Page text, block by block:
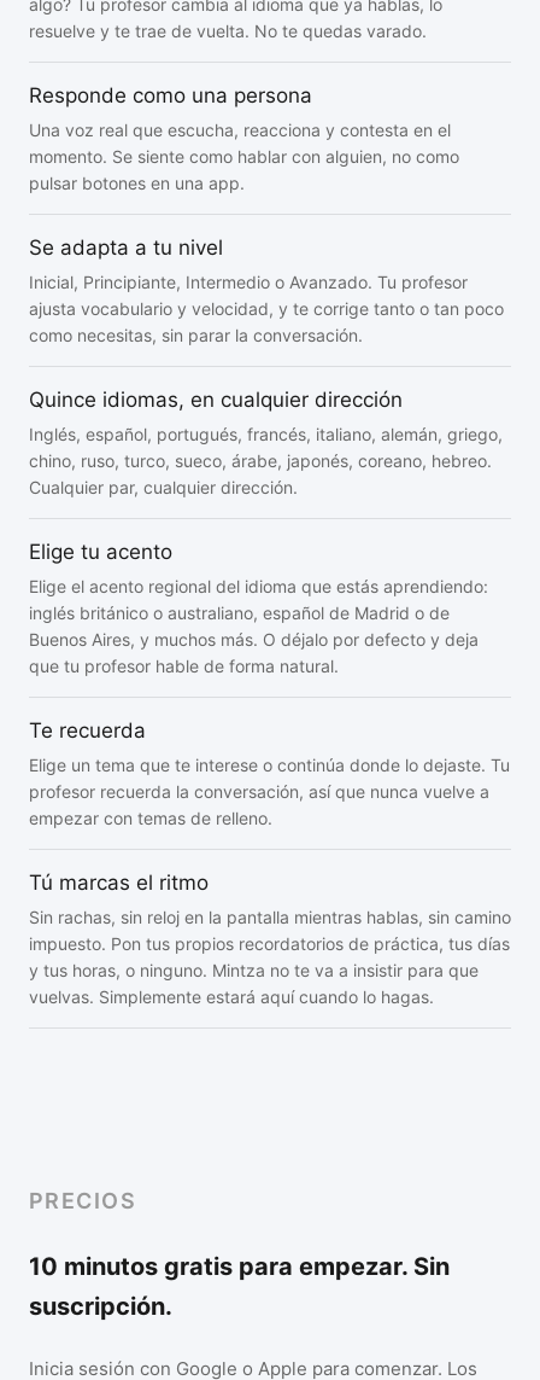
algo? Tu profesor cambia al idioma que ya hablas, lo
resuelve y te trae de vuelta. No te quedas varado.
Responde como una persona
Una voz real que escucha, reacciona y contesta en el
momento. Se siente como hablar con alguien, no como
pulsar botones en una app.
Se adapta a tu nivel
Inicial, Principiante, Intermedio o Avanzado. Tu profesor
ajusta vocabulario y velocidad, y te corrige tanto o tan poco
como necesitas, sin parar la conversación.
Quince idiomas, en cualquier dirección
Inglés, español, portugués, francés, italiano, alemán, griego,
chino, ruso, turco, sueco, árabe, japonés, coreano, hebreo.
Cualquier par, cualquier dirección.
Elige tu acento
Elige el acento regional del idioma que estás aprendiendo:
inglés británico o australiano, español de Madrid o de
Buenos Aires, y muchos más. O déjalo por defecto y deja
que tu profesor hable de forma natural.
Te recuerda
Elige un tema que te interese o continúa donde lo dejaste. Tu
profesor recuerda la conversación, así que nunca vuelve a
empezar con temas de relleno.
Tú marcas el ritmo
Sin rachas, sin reloj en la pantalla mientras hablas, sin camino
impuesto. Pon tus propios recordatorios de práctica, tus días
y tus horas, o ninguno. Mintza no te va a insistir para que
vuelvas. Simplemente estará aquí cuando lo hagas.
PRECIOS
10 minutos gratis para empezar. Sin
suscripción.
Inicia sesión con Google o Apple para comenzar. Los